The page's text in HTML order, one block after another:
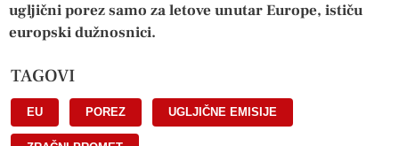
ugljični porez samo za letove unutar Europe, ističu
europski dužnosnici.
TAGOVI
EU POREZ UGLJIČNE EMISIJE